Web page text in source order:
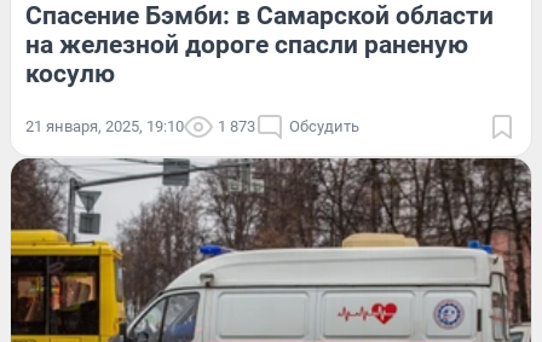
Спасение Бэмби: в Самарской области
на железной дороге спасли раненую
косулю
21 января, 2025, 19:10 1 873 Обсудить